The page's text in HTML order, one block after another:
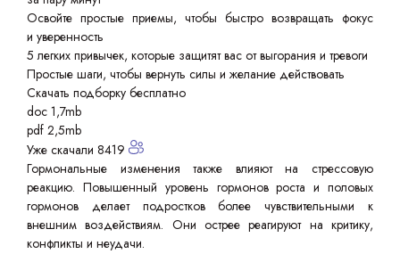
Освойте простые приемы, чтобы быстро возвращать фокус
и уверенность
5 легких привычек, которые защитят вас от выгорания и тревоги
Простые шаги, чтобы вернуть силы и желание действовать
Скачать подборку бесплатно
doc 1,7mb
pdf 2,5mb
Уже скачали 8419
Гормональные изменения также влияют на стрессовую
реакцию. Повышенный уровень гормонов роста и половых
гормонов делает подростков более чувствительными к
внешним воздействиям. Они острее реагируют на критику,
конфликты и неудачи.